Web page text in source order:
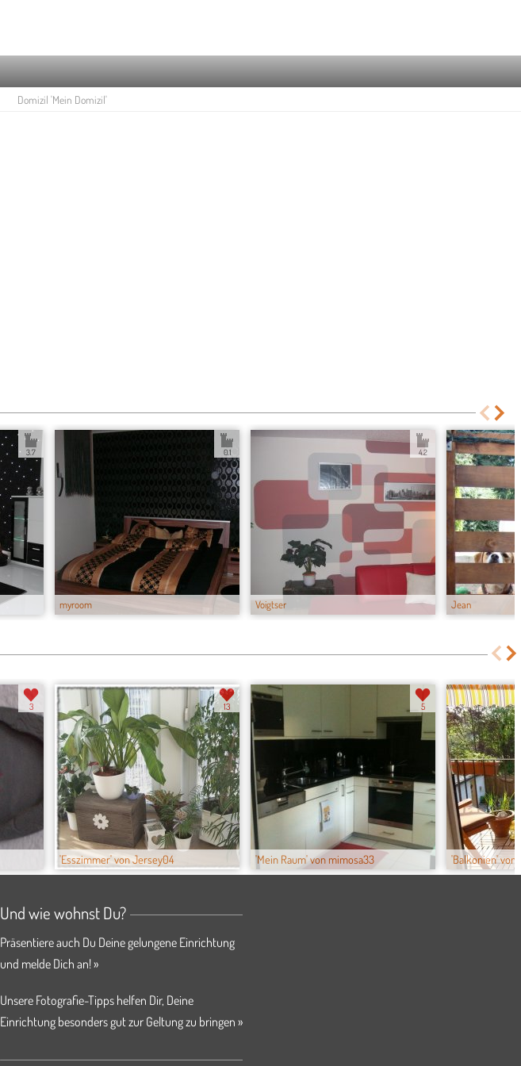
Domizil 'Mein Domizil'
3.7
myroom
0.1
Voigtser
4.2
Jean
3
'Esszimmer' von Jersey04
13
'Mein Raum' von mimosa33
5
'Balkonien' von
Und wie wohnst Du?
Präsentiere auch Du Deine gelungene Einrichtung
und melde Dich an! »
Unsere Fotografie-Tipps helfen Dir, Deine
Einrichtung besonders gut zur Geltung zu bringen »